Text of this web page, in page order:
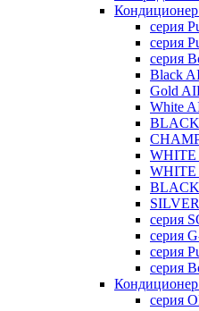
Кондиционер
серия
серия
серия
Black
Gold
White
BLACK
WHITE
WHITE
BLACK
серия
серия
серия
серия
серия